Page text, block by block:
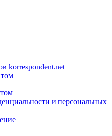
korrespondent.net
и персональных